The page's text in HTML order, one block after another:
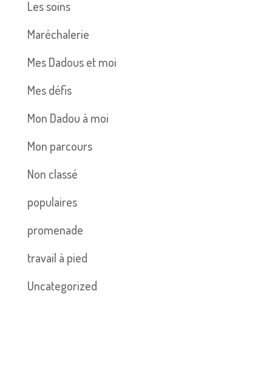
Les soins
Maréchalerie
Mes Dadous et moi
Mes défis
Mon Dadou à moi
Mon parcours
Non classé
populaires
promenade
travail à pied
Uncategorized